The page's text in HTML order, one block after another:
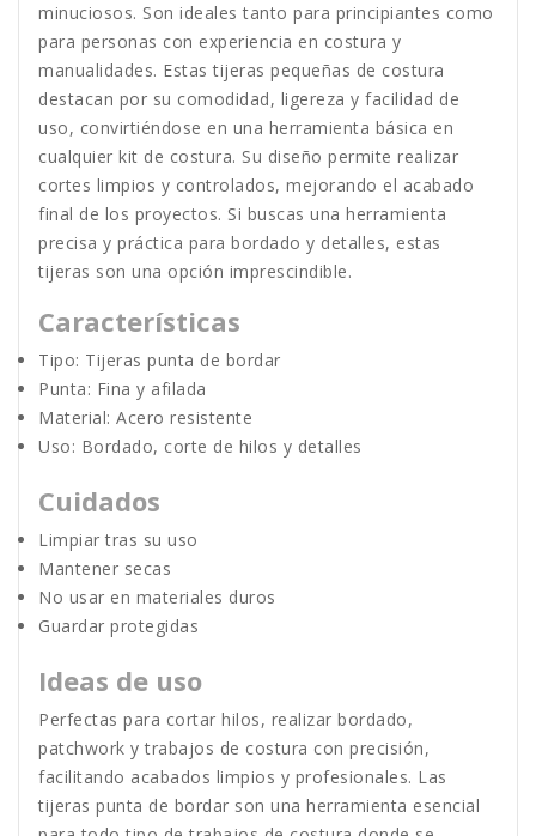
minuciosos. Son ideales tanto para principiantes como
para personas con experiencia en costura y
manualidades. Estas tijeras pequeñas de costura
destacan por su comodidad, ligereza y facilidad de
uso, convirtiéndose en una herramienta básica en
cualquier kit de costura. Su diseño permite realizar
cortes limpios y controlados, mejorando el acabado
final de los proyectos. Si buscas una herramienta
precisa y práctica para bordado y detalles, estas
tijeras son una opción imprescindible.
Características
Tipo: Tijeras punta de bordar
Punta: Fina y afilada
Material: Acero resistente
Uso: Bordado, corte de hilos y detalles
Cuidados
Limpiar tras su uso
Mantener secas
No usar en materiales duros
Guardar protegidas
Ideas de uso
Perfectas para cortar hilos, realizar bordado,
patchwork y trabajos de costura con precisión,
facilitando acabados limpios y profesionales. Las
tijeras punta de bordar son una herramienta esencial